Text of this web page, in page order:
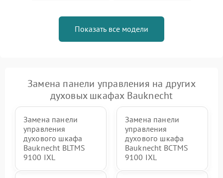
Показать все модели
Замена панели управления на других
духовых шкафах Bauknecht
Замена панели
управления
духового шкафа
Bauknecht BLTMS
9100 IXL
Замена панели
управления
духового шкафа
Bauknecht BCTMS
9100 IXL